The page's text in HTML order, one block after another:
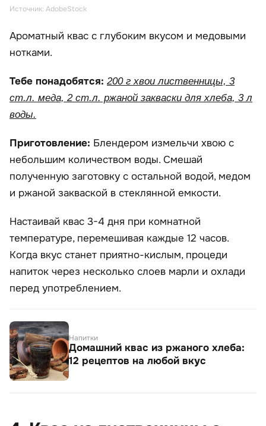
Источник: AdobeStock
Ароматный квас с глубоким вкусом и медовыми
нотками.
Тебе понадобятся: 200 г хвои лиственницы, 3
ст.л. меда, 2 ст.л. ржаной закваски для хлеба, 3 л
воды.
Приготовление: Блендером измельчи хвою с
небольшим количеством воды. Смешай
полученную заготовку с остальной водой, медом
и ржаной закваской в стеклянной емкости.
Настаивай квас 3-4 дня при комнатной
температуре, перемешивая каждые 12 часов.
Когда вкус станет приятно-кислым, процеди
напиток через несколько слоев марли и охлади
перед употреблением.
Напитки
Домашний квас из ржаного хлеба:
12 рецептов на любой вкус